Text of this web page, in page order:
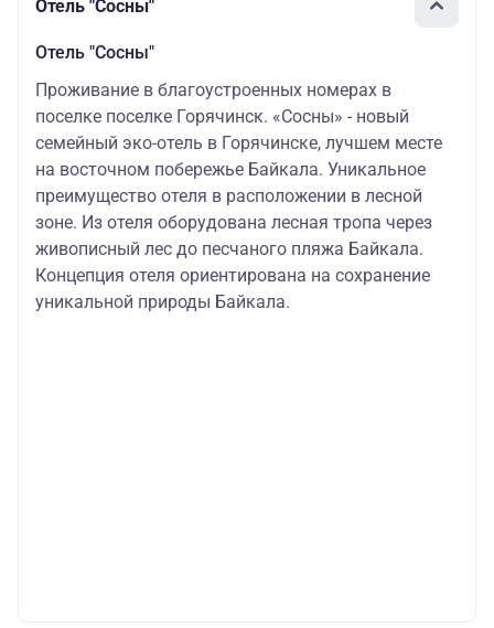
Отель "Сосны"
Отель "Сосны"
Проживание в благоустроенных номерах в
поселке поселке Горячинск. «Сосны» - новый
семейный эко-отель в Горячинске, лучшем месте
на восточном побережье Байкала. Уникальное
преимущество отеля в расположении в лесной
зоне. Из отеля оборудована лесная тропа через
живописный лес до песчаного пляжа Байкала.
Концепция отеля ориентирована на сохранение
уникальной природы Байкала.